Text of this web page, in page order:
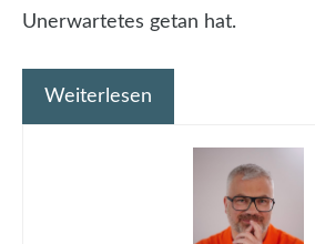
Unerwartetes getan hat.
Weiterlesen